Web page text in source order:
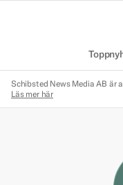
Schibsted News Media AB är
Läs mer här